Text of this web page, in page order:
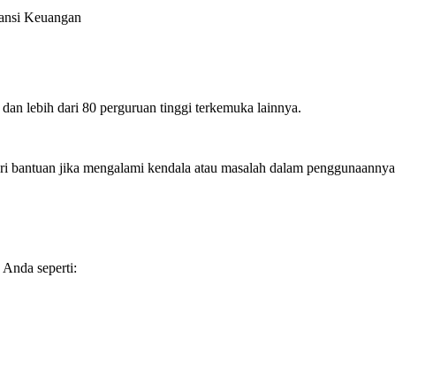
Keuangan
lebih dari 80 perguruan tinggi terkemuka lainnya.
jika mengalami kendala atau masalah dalam penggunaannya
seperti: